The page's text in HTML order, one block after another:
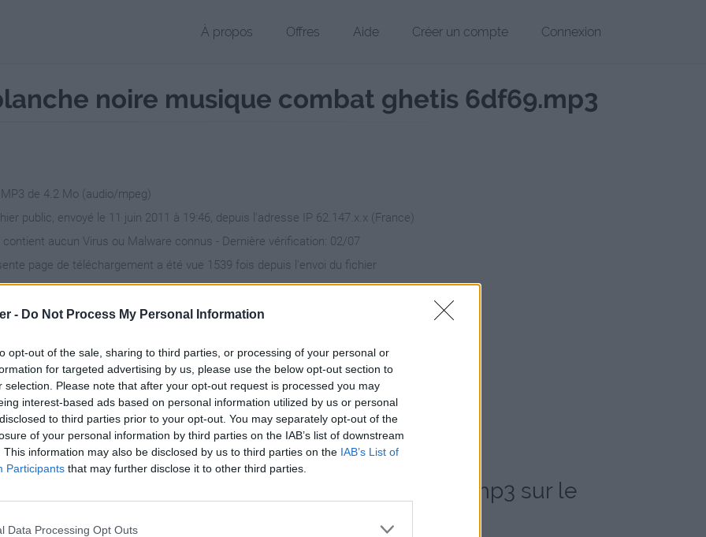
- Do Not Process My Personal Information
opt-out of the sale, sharing to third parties, or processing of your personal or
for targeted advertising by us, please use the below opt-out section to
selection. Please note that after your opt-out request is processed you may
interest-based ads based on personal information utilized by us or personal
to third parties prior to your opt-out. You may separately opt-out of the
of your personal information by third parties on the IAB’s list of downstream
This information may also be disclosed by us to third parties on the IAB’s List of
Participants that may further disclose it to other third parties.
Data Processing Opt Outs
À propos Offres Aide Créer un compte Connexion
noire musique combat ghetis 6df69.mp3
de 4.2 Mo (audio/mpeg)
public, envoyé le 11 juin 2011 à 19:46, depuis l'adresse IP 62.147.x.x (France)
contient aucun Virus ou Malware connus - Dernière vérification: 02/07
page de téléchargement a été vue 1539 fois depuis l'envoi du fichier
fichier.fr/2011/06/11/fluvore-pokemon-blanche-noire-musique-combat-gh/ Copier
sur le